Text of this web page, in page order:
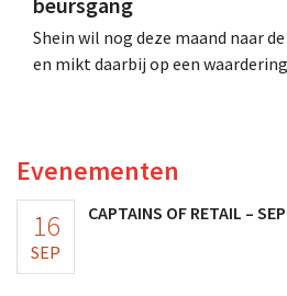
Shein wil nog deze maand naar
en mikt daarbij op een
Evenementen
16
SEP
CAPTAINS OF RETAIL –